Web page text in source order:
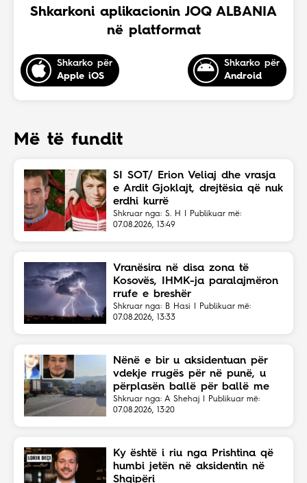
Shkarkoni aplikacionin JOQ ALBANIA
në platformat
Shkarko për
Apple iOS
Shkarko për
Android
Më të fundit
SI SOT/ Erion Veliaj dhe vrasja
e Ardit Gjoklajt, drejtësia që nuk
erdhi kurrë
Shkruar nga: S. H | Publikuar më:
07.08.2026, 13:49
Vranësira në disa zona të
Kosovës, IHMK-ja paralajmëron
rrufe e breshër
Shkruar nga: B Hasi | Publikuar më:
07.08.2026, 13:33
Nënë e bir u aksidentuan për
vdekje rrugës për në punë, u
përplasën ballë për ballë me
një kamion
Shkruar nga: A Shehaj | Publikuar më:
07.08.2026, 13:20
Ky është i riu nga Prishtina që
humbi jetën në aksidentin në
Shqipëri